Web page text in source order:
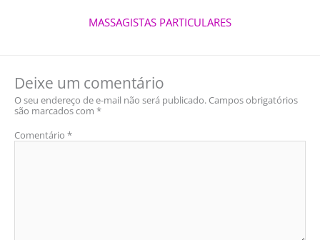
MASSAGISTAS PARTICULARES
Deixe um comentário
O seu endereço de e-mail não será publicado. Campos obrigatórios
são marcados com *
Comentário *